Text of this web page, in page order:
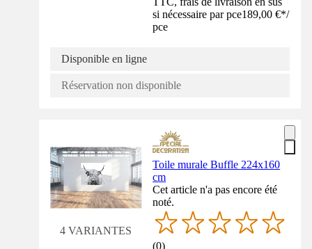
si nécessaire par pce189,00 €*/
pce
Disponible en ligne
Réservation non disponible
4 VARIANTES
Toile murale Buffle 224x160
cm
Cet article n'a pas encore été
noté.
(0)